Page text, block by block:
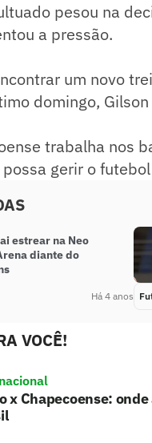
pesou na
a pressão.
um novo
domingo,
trabalha nos
gerir o
estrear na Neo
diante do
Há 4 anos
VOCÊ!
x Chapecoense: